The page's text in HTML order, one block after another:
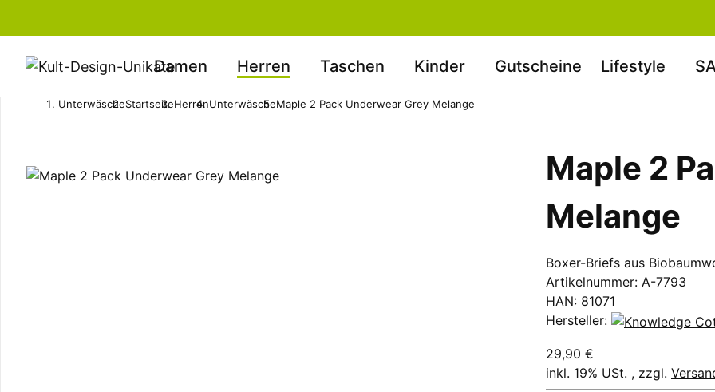
Damen Herren Taschen Kinder Gutscheine Lifestyle
UnterwäscheStartseiteHerrenUnterwäscheMaple 2 Pack Underwear Grey Melange
Maple 2
Melange
Boxer-Briefs aus
Artikelnummer: A-7793
HAN: 81071
Hersteller:
29,90 €
inkl. 19% USt. , zzgl.